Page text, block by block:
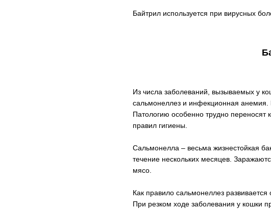
Байтрил используется при вирусных
Из числа заболеваний, вызываемых у
сальмонеллез и инфекционная анемия.
Патологию особенно трудно
правил гигиены.
Сальмонелла – весьма жизнестойкая
течение нескольких месяцев.
мясо.
Как правило сальмонеллез
При резком ходе заболевания у кошки